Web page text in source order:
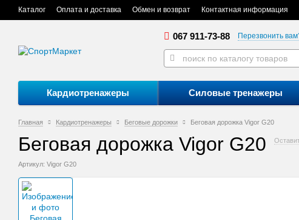
Каталог Оплата и доставка Обмен и возврат Контактная информация
067 911-73-88 Перезвонить
Кардиотренажеры Силовые тренажеры
Главная Кардиотренажеры Беговые дорожки Беговая дорожка Vigor G20
Беговая дорожка Vigor G20
Артикул: Vigor G20